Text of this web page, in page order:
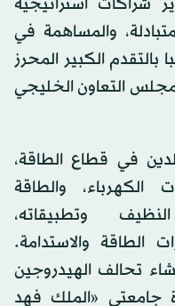
والمساهمة في
بالتقدم الكبير المحرز
مجلس التعاون الخليجي
في قطاع الطاقة،
الكهرباء، والطاقة
وتطبيقاته،
الطاقة والاستدامة.
تحالف الهيدروجين
جامعتي «الملك فهد